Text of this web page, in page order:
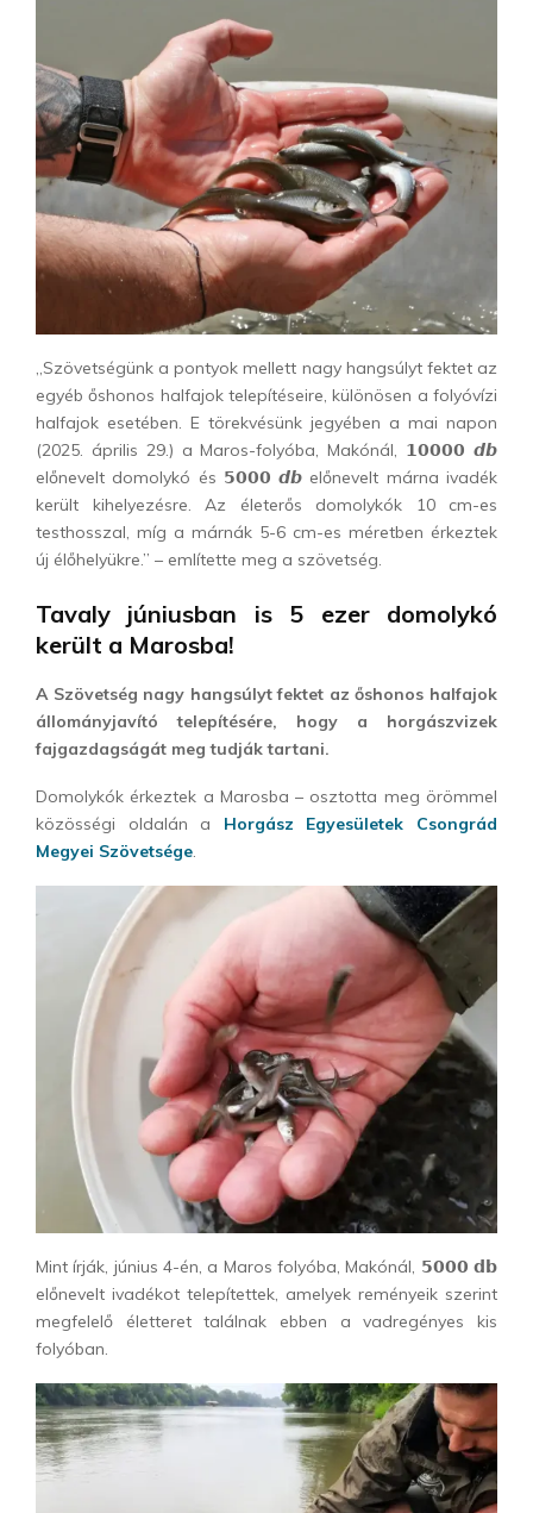
„Szövetségünk a pontyok mellett nagy hangsúlyt fektet az
egyéb őshonos halfajok telepítéseire, különösen a folyóvízi
halfajok esetében. E törekvésünk jegyében a mai napon
(2025. április 29.) a Maros-folyóba, Makónál, 𝟭𝟬𝟬𝟬𝟬 𝙙𝙗
előnevelt domolykó és 𝟱𝟬𝟬𝟬 𝙙𝙗 előnevelt márna ivadék
került kihelyezésre. Az életerős domolykók 10 cm-es
testhosszal, míg a márnák 5-6 cm-es méretben érkeztek
új élőhelyükre.” – említette meg a szövetség.
Tavaly júniusban is 5 ezer domolykó
került a Marosba!
A Szövetség nagy hangsúlyt fektet az őshonos halfajok
állományjavító telepítésére, hogy a horgászvizek
fajgazdagságát meg tudják tartani.
Domolykók érkeztek a Marosba – osztotta meg örömmel
közösségi oldalán a Horgász Egyesületek Csongrád
Megyei Szövetsége.
Mint írják, június 4-én, a Maros folyóba, Makónál, 𝟱𝟬𝟬𝟬 𝗱𝗯
előnevelt ivadékot telepítettek, amelyek reményeik szerint
megfelelő életteret találnak ebben a vadregényes kis
folyóban.